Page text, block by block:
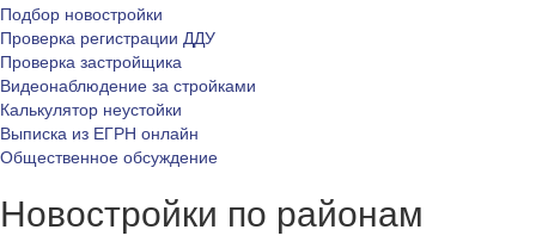
Подбор новостройки
Проверка регистрации ДДУ
Проверка застройщика
Видеонаблюдение за стройками
Калькулятор неустойки
Выписка из ЕГРН онлайн
Общественное обсуждение
Новостройки по районам